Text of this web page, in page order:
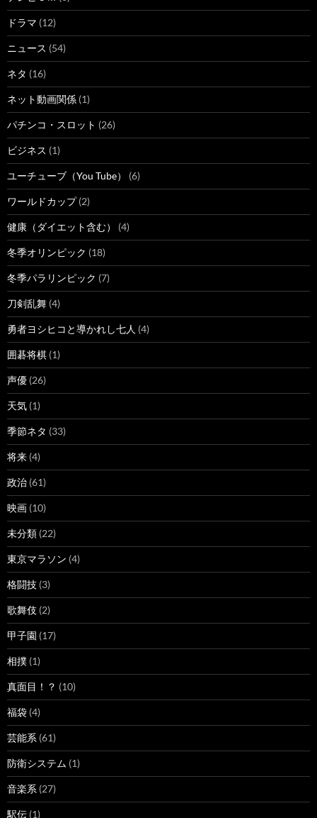
ドラマ (12)
ニュース (54)
ネタ (16)
ネット動画関係 (1)
パチンコ・スロット (26)
ビジネス (1)
ユーチューブ（You Tube） (6)
ワールドカップ(2)
健康（ダイエット含む） (4)
冬季オリンピック (18)
冬季パラリンピック (7)
刀剣乱舞 (4)
勇者ヨシヒコと導かれし七人 (4)
囲碁将棋 (1)
声優 (26)
天気 (1)
季節ネタ (33)
将来 (4)
政治 (61)
映画 (10)
未分類 (22)
東京マラソン (4)
格闘技 (3)
歌舞伎 (2)
甲子園 (17)
相撲 (1)
真面目！？ (10)
福袋 (4)
芸能系 (61)
防衛システム (1)
音楽系 (27)
駅伝 (1)